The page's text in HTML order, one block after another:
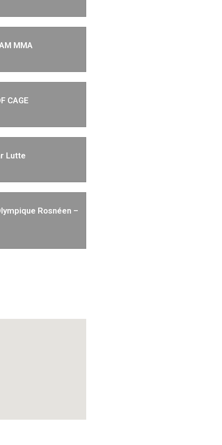
MMA
CAGE
Lutte
Rosnéen –